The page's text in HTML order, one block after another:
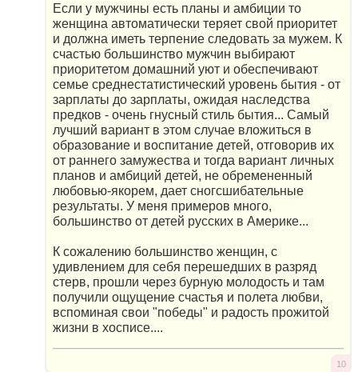
Если у мужчины есть планы и амбиции то
женщина автоматически теряет свой приоритет
и должна иметь терпение следовать за мужем. К
счастью большинство мужчин выбирают
приоритетом домашний уют и обеспечивают
семье среднестатистический уровень бытия - от
зарплаты до зарплаты, ожидая наследства
предков - очень гнусный стиль бытия... Самый
лучший вариант в этом случае вложиться в
образование и воспитание детей, отговорив их
от раннего замужества и тогда вариант личных
планов и амбиций детей, не обремененный
любовью-якорем, дает сногсшибательные
результаты. У меня примеров много,
большинство от детей русских в Америке...
К сожалению большинство женщин, с
удивлением для себя перешедших в разряд
стерв, прошли через бурную молодость и там
получили ощущение счастья и полета любви,
вспоминая свои "победы" и радость прожитой
жизни в хосписе....
10